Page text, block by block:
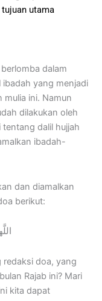
utama
dalam
yang menjadi
ini. Namun
dilakukan oleh
dalil hujjah
ibadah-
dan diamalkan
berikut:
redaksi doa, yang
Rajab ini? Mari
kita dapat